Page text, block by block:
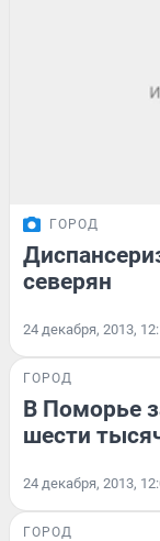
ГОРОД
северян
24 декабря, 2013,
ГОРОД
В Поморье
шести
24 декабря, 2013,
ГОРОД